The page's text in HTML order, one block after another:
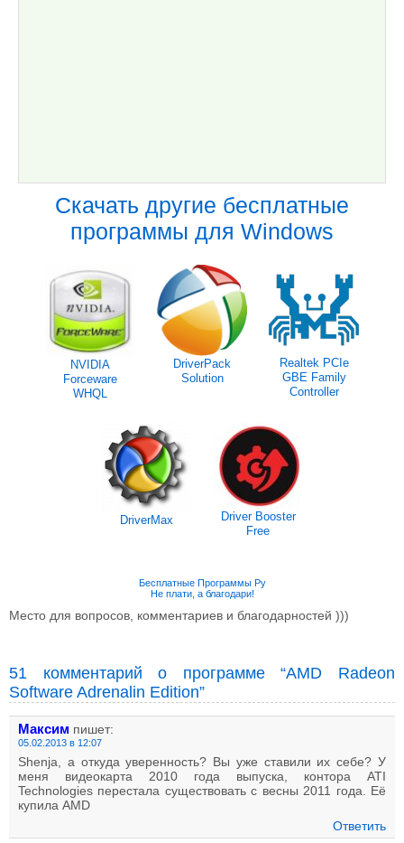
Скачать другие бесплатные
программы для Windows
NVIDIA
Forceware
WHQL
DriverPack
Solution
Realtek PCIe
GBE Family
Controller
DriverMax
Driver Booster
Free
Бесплатные Программы Ру
Не плати, а благодари!
Место для вопросов, комментариев и благодарностей )))
51 комментарий о программе “AMD Radeon
Software Adrenalin Edition”
Максим пишет:
05.02.2013 в 12:07
Shenja, а откуда уверенность? Вы уже ставили их себе? У
меня видеокарта 2010 года выпуска, контора ATI
Technologies перестала существовать с весны 2011 года. Её
купила AMD
Ответить